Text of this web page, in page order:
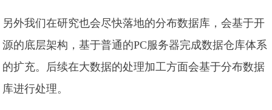
另外我们在研究也会尽快落地的分布数据库，会基于开
源的底层架构，基于普通的PC服务器完成数据仓库体系
的扩充。后续在大数据的处理加工方面会基于分布数据
库进行处理。